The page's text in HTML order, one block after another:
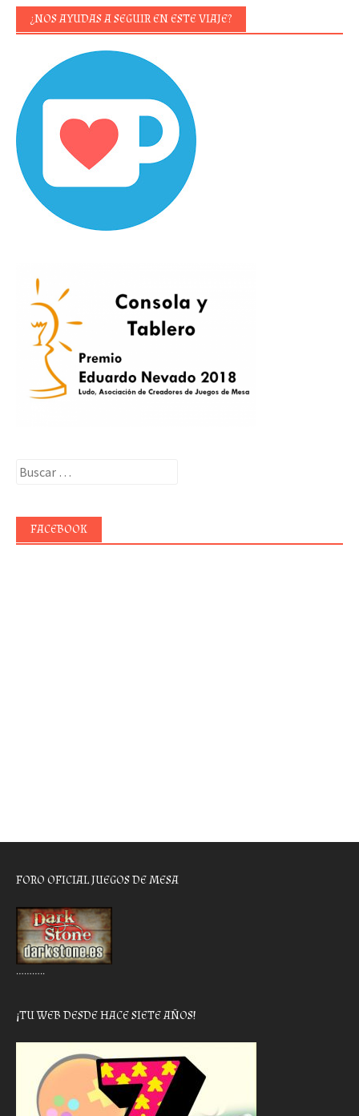
¿NOS AYUDAS A SEGUIR EN ESTE VIAJE?
Buscar:
FACEBOOK
FORO OFICIAL JUEGOS DE MESA
………..
¡TU WEB DESDE HACE SIETE AÑOS!